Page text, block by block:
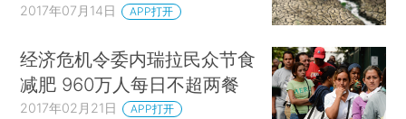
2017年07月14日 APP打开
经济危机令委内瑞拉民众节食
减肥 960万人每日不超两餐
2017年02月21日 APP打开